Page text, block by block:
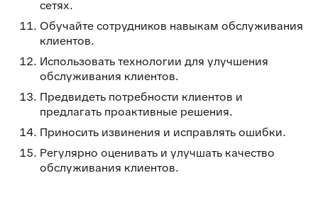
сетях.
Обучайте сотрудников навыкам обслуживания
клиентов.
Использовать технологии для улучшения
обслуживания клиентов.
Предвидеть потребности клиентов и
предлагать проактивные решения.
Приносить извинения и исправлять ошибки.
Регулярно оценивать и улучшать качество
обслуживания клиентов.